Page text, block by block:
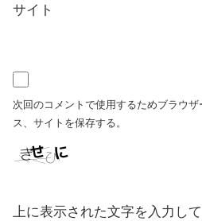
サイト
次回のコメントで使用するためブラウ
ス、サイトを保存する。
上に表示された文字を入力して